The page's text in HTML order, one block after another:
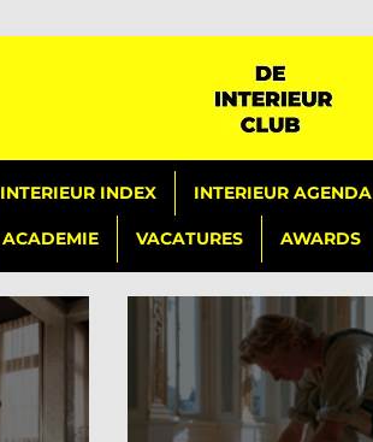
INTERIEUR INDEX INTERIEUR AGENDA
ACADEMIE VACATURES AWARDS